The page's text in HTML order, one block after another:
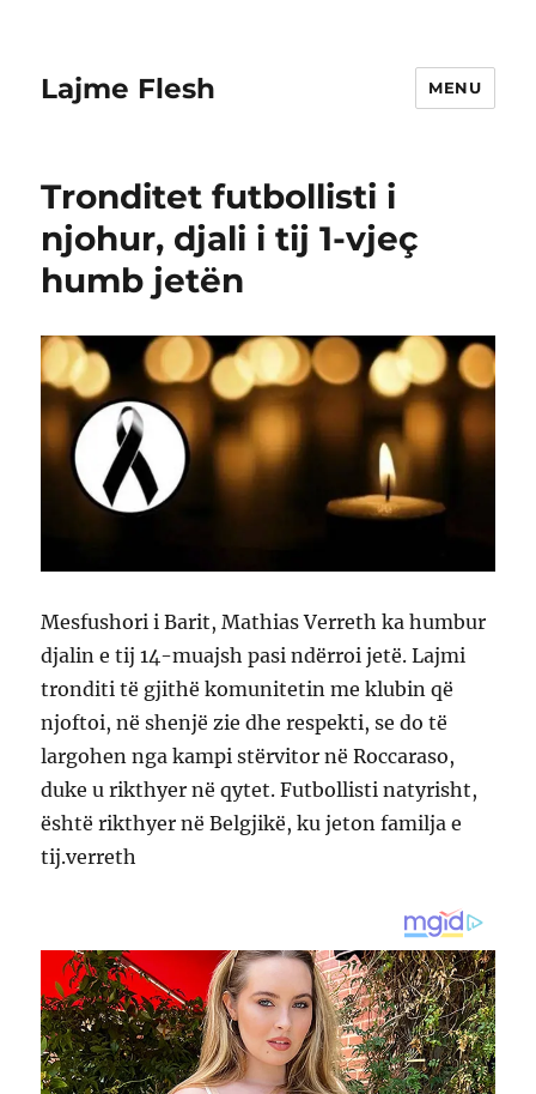
Lajme Flesh MENU
Tronditet futbollisti i
njohur, djali i tij 1-vjeç
humb jetën
Mesfushori i Barit, Mathias Verreth ka humbur
djalin e tij 14-muajsh pasi ndërroi jetë. Lajmi
tronditi të gjithë komunitetin me klubin që
njoftoi, në shenjë zie dhe respekti, se do të
largohen nga kampi stërvitor në Roccaraso,
duke u rikthyer në qytet. Futbollisti natyrisht,
është rikthyer në Belgjikë, ku jeton familja e
tij.verreth